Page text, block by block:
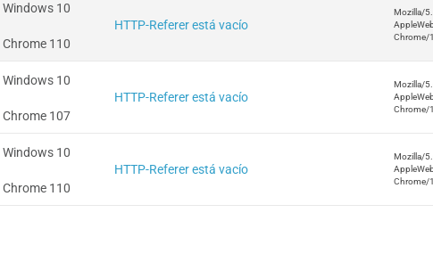
Windows 10
Chrome 110
HTTP-Referer está vacío
Mozilla/
Chrome/
Windows 10
Chrome 107
HTTP-Referer está vacío
Mozilla/
Chrome/
Windows 10
Chrome 110
HTTP-Referer está vacío
Mozilla/
Chrome/